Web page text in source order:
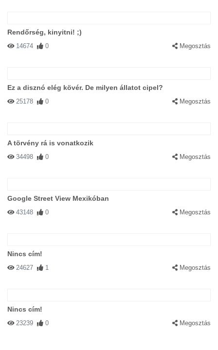
Rendőrség, kinyitni! ;)
14674 0 Megosztás
Ez a disznó elég kövér. De milyen állatot cipel?
25178 0 Megosztás
A törvény rá is vonatkozik
34498 0 Megosztás
Google Street View Mexikóban
43148 0 Megosztás
Nincs cím!
24627 1 Megosztás
Nincs cím!
23239 0 Megosztás